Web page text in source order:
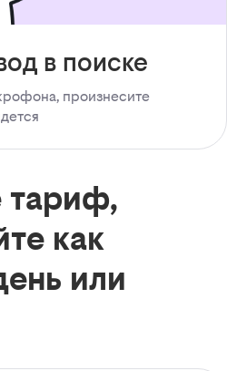
в поиске
произнесите
тариф,
как
или